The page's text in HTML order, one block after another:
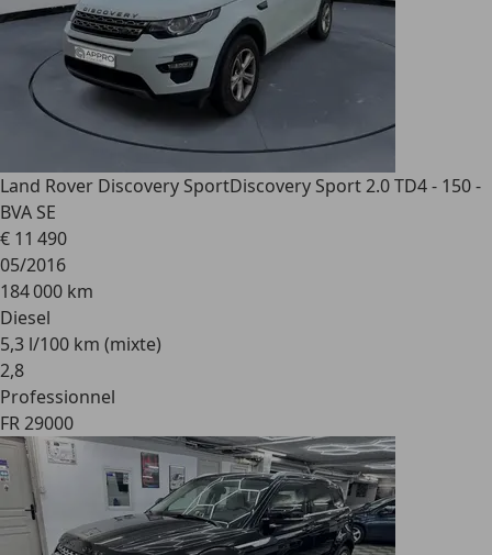
Land Rover Discovery SportDiscovery Sport 2.0 TD4 - 150 -
BVA SE
€ 11 490
05/2016
184 000 km
Diesel
5,3 l/100 km (mixte)
2,8
Professionnel
FR 29000